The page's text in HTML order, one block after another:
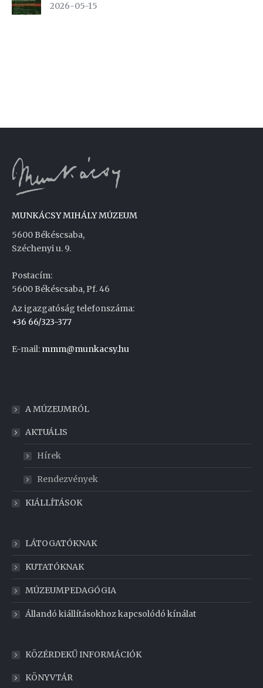
2026-05-15
MUNKÁCSY MIHÁLY MÚZEUM
5600 Békéscsaba,
Széchenyi u. 9.
Postacím:
5600 Békéscsaba, Pf. 46
Az igazgatóság telefonszáma:
+36 66/323-377
E-mail: mmm@munkacsy.hu
A MÚZEUMRÓL
AKTUÁLIS
Hírek
Rendezvények
KIÁLLÍTÁSOK
LÁTOGATÓKNAK
KUTATÓKNAK
MÚZEUMPEDAGÓGIA
Állandó kiállításokhoz kapcsolódó kínálat
KÖZÉRDEKŰ INFORMÁCIÓK
KÖNYVTÁR